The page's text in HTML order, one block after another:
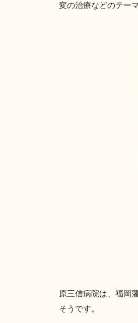
変の治療などのテー
原三信病院は、福岡
そうです。